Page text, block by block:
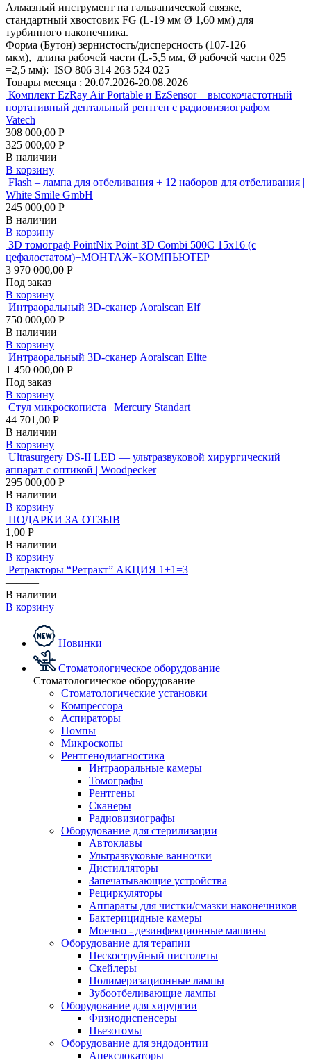
Алмазный инструмент на гальванической связке,
стандартный хвостовик FG (L-19 мм Ø 1,60 мм) для
турбинного наконечника.
Форма (Бутон) зернистость/дисперсность (107-126
мкм), длина рабочей части (L-5,5 мм, Ø рабочей части 025
=2,5 мм): ISO 806 314 263 524 025
Товары месяца : 20.07.2026-20.08.2026
Комплект EzRay Air Portable и EzSensor – высокочастотный
портативный дентальный рентген с радиовизиографом |
Vatech
308 000,00 Р
325 000,00 Р
В наличии
В корзину
Flash – лампа для отбеливания + 12 наборов для отбеливания |
White Smile GmbH
245 000,00 Р
В наличии
В корзину
3D томограф PointNix Point 3D Combi 500C 15х16 (с
цефалостатом)+МОНТАЖ+КОМПЬЮТЕР
3 970 000,00 Р
Под заказ
В корзину
Интраоральный 3D-сканер Aoralscan Elf
750 000,00 Р
В наличии
В корзину
Интраоральный 3D-сканер Aoralscan Elite
1 450 000,00 Р
Под заказ
В корзину
Стул микроскописта | Mercury Standart
44 701,00 Р
В наличии
В корзину
Ultrasurgery DS-II LED — ультразвуковой хирургический
аппарат с оптикой | Woodpecker
295 000,00 Р
В наличии
В корзину
ПОДАРКИ ЗА ОТЗЫВ
1,00 Р
В наличии
В корзину
Ретракторы “Ретракт” АКЦИЯ 1+1=3
———
В наличии
В корзину
Новинки
Стоматологическое оборудование
Стоматологическое оборудование
Стоматологические установки
Компрессора
Аспираторы
Помпы
Микроскопы
Рентгенодиагностика
Интраоральные камеры
Томографы
Рентгены
Сканеры
Радиовизиографы
Оборудование для стерилизации
Автоклавы
Ультразвуковые ванночки
Дистилляторы
Запечатывающие устройства
Рециркуляторы
Аппараты для чистки/смазки наконечников
Бактерицидные камеры
Моечно - дезинфекционные машины
Оборудование для терапии
Пескоструйный пистолеты
Скейлеры
Полимеризационные лампы
Зубоотбеливающие лампы
Оборудование для хирургии
Физиодиспенсеры
Пьезотомы
Оборудование для эндодонтии
Апекслокаторы